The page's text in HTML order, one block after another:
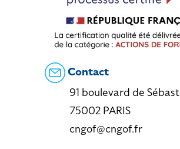
Contact
91 boulevard de
75002 PARIS
cngof@cngof.fr